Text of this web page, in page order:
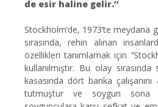
de esir haline gelir.’’
Stockholm’de, 1973’te meydana
sırasında, rehin alınan
özellikleri tanımlamak için
kullanılmıştır. Bu olay
kasasında dört banka
tutmuştur ve soygun sona